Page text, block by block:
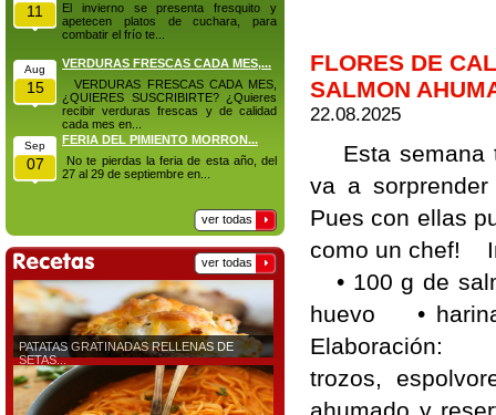
11
El invierno se presenta fresquito y
apetecen platos de cuchara, para
combatir el frío te...
Aug
15
VERDURAS FRESCAS CADA MES,...
VERDURAS FRESCAS CADA MES,
¿QUIERES SUSCRIBIRTE? ¿Quieres
recibir verduras frescas y de calidad
cada mes en...
Sep
07
FERIA DEL PIMIENTO MORRON...
No te pierdas la feria de esta año, del
27 al 29 de septiembre en...
ver todas
ver todas
PATATAS GRATINADAS RELLENAS DE
SETAS...
FLORES DE
SALMON
22.08.2025
Esta semana
va a
Pues con ellas
como un chef!
• 100 g de
huevo •
Elaboración:
trozos,